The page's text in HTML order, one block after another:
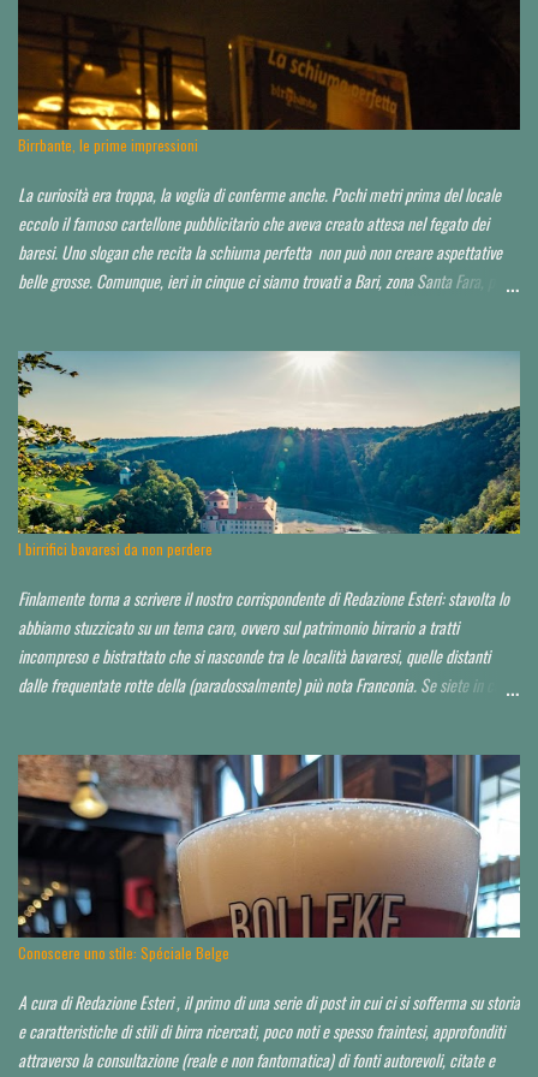
Birrbante, le prime impressioni
La curiosità era troppa, la voglia di conferme anche. Pochi metri prima del locale
eccolo il famoso cartellone pubblicitario che aveva creato attesa nel fegato dei
baresi. Uno slogan che recita la schiuma perfetta non può non creare aspettative
belle grosse. Comunque, ieri in cinque ci siamo trovati a Bari, zona Santa Fara, per
invito o conoscenza. Noi, non so in che modo, ma ce l'abbiamo fatta ad impietosire
qualcuno. Non abbiamo potuto capire neppure chi fosse il titolare, il birraio, il
proprietario, il socio...d'altro canto la serata non era quella ideale. Avrei voluto
approfondire. Locale molto grande, credo sui 200 coperti. Idea di ristorazione
leggera, niente di esagerato seppur dall'aspetto chic o "chiccoso". Arredamento in
stile moderno, niente panche appiccicose, banconi. Niente che pia...
I birrifici bavaresi da non perdere
Finlamente torna a scrivere il nostro corrispondente di Redazione Esteri: stavolta lo
abbiamo stuzzicato su un tema caro, ovvero sul patrimonio birrario a tratti
incompreso e bistrattato che si nasconde tra le località bavaresi, quelle distanti
dalle frequentate rotte della (paradossalmente) più nota Franconia. Se siete in cerca
approfondire nei prossimi anni. Partiamo da un assunto: a saper scegliere, in Baviera
si beve mediamente bene, spesso anche molto bene, in alcuni casi perfino
eccezionalmente bene. La Baviera è il più esteso Land della Repubblica federale di
Germania e occupa la parte a sud-orientale del paese. Il territorio dello Stato è
suddiviso a sua volta in sette distretti governativi, che hanno ciascuno una città
capoluogo. Dal punto di vista dell’appassionato birrario italiano, si è già scritto d...
Conoscere uno stile: Spéciale Belge
A cura di Redazione Esteri , il primo di una serie di post in cui ci si sofferma su storia
e caratteristiche di stili di birra ricercati, poco noti e spesso fraintesi, approfonditi
attraverso la consultazione (reale e non fantomatica) di fonti autorevoli, citate e